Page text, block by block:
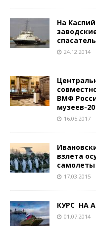
На
24.12.2014
ВМФ
музеев-
16.05.2017
взлета
17.03.2015
КУРС ­ НА
01.07.2014